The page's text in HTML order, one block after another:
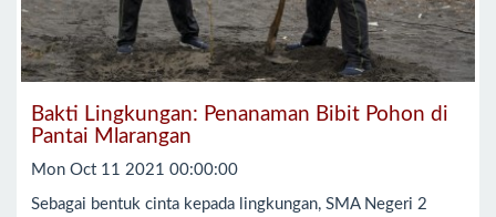
Bakti Lingkungan: Penanaman Bibit Pohon di
Pantai Mlarangan
Mon Oct 11 2021 00:00:00
Sebagai bentuk cinta kepada lingkungan, SMA Negeri 2